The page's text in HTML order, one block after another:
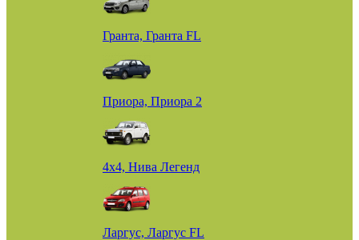
Гранта, Гранта FL
Приора, Приора 2
4х4, Нива Легенд
Ларгус, Ларгус FL